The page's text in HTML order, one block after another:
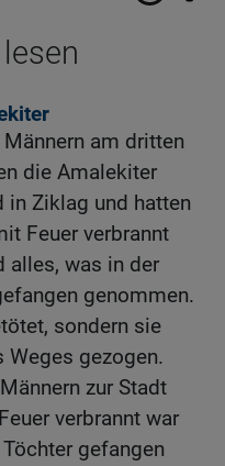
am dritten
die Amalekiter
in Ziklag und hatten
Feuer verbrannt
alles, was in der
genommen.
sondern sie
Weges gezogen.
zur Stadt
verbrannt war
gefangen